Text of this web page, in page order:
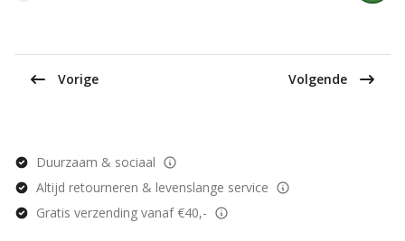
Vorige Volgende
Duurzaam & sociaal
Altijd retourneren & levenslange service
Gratis verzending vanaf €40,-